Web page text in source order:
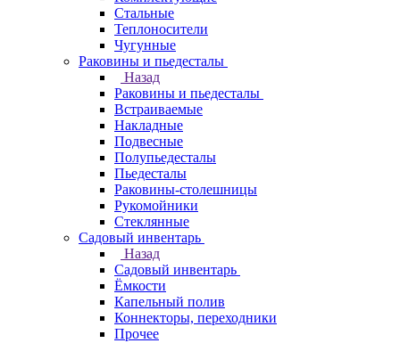
Стальные
Теплоносители
Чугунные
Раковины и пьедесталы
Назад
Раковины и пьедесталы
Встраиваемые
Накладные
Подвесные
Полупьедесталы
Пьедесталы
Раковины-столешницы
Рукомойники
Стеклянные
Садовый инвентарь
Назад
Садовый инвентарь
Ёмкости
Капельный полив
Коннекторы, переходники
Прочее